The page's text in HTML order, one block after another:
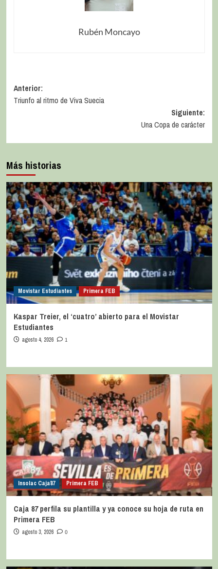
Rubén Moncayo
Anterior:
Triunfo al ritmo de Viva Suecia
Siguiente:
Una Copa de carácter
Más historias
Movistar Estudiantes Primera FEB
Kaspar Treier, el ‘cuatro’ abierto para el Movistar
Estudiantes
agosto 4, 2026 1
Insolac Caja´87 Primera FEB
Caja 87 perfila su plantilla y ya conoce su hoja de ruta en
Primera FEB
agosto 3, 2026 0